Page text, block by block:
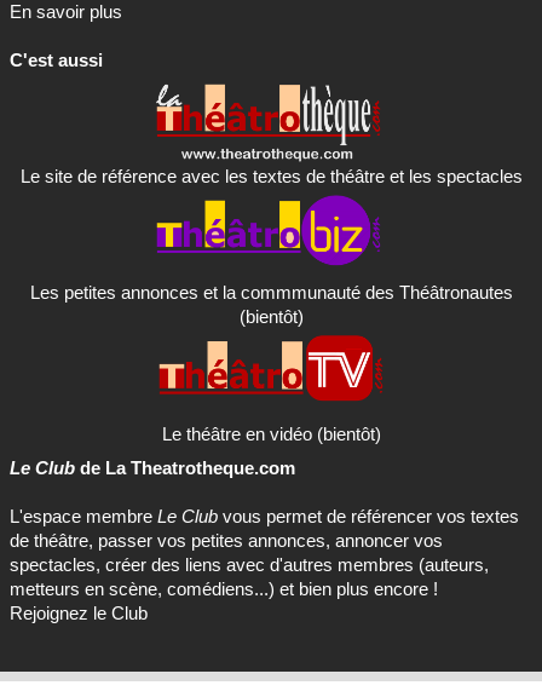
En savoir plus
C'est aussi
Le site de référence avec les textes de théâtre et les spectacles
Les petites annonces et la commmunauté des Théâtronautes
(bientôt)
Le théâtre en vidéo (bientôt)
Le Club de La Theatrotheque.com
L'espace membre Le Club vous permet de référencer vos textes
de théâtre, passer vos petites annonces, annoncer vos
spectacles, créer des liens avec d'autres membres (auteurs,
metteurs en scène, comédiens...) et bien plus encore !
Rejoignez le Club